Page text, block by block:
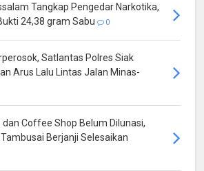
Tangkap Pengedar Narkotika,
24,38 gram Sabu
0
Satlantas Polres Siak
Arus Lalu Lintas Jalan Minas-
dan Coffee Shop Belum Dilunasi,
Berjanji Selesaikan